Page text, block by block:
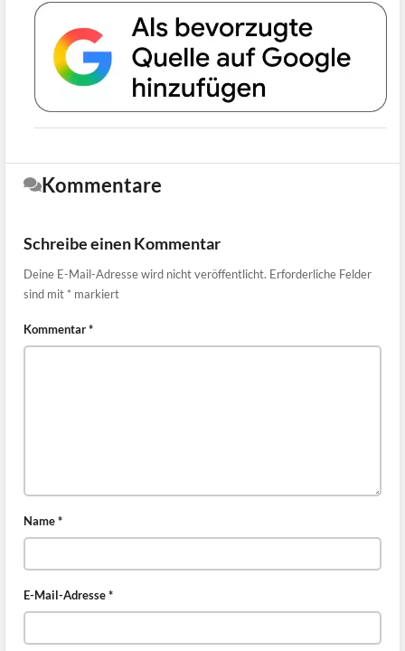
Kommentare
Schreibe einen Kommentar
Deine E-Mail-Adresse wird nicht veröffentlicht. Erforderliche Felder
sind mit * markiert
Kommentar*
Name*
E-Mail-Adresse*